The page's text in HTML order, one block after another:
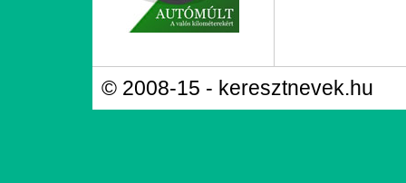
© 2008-15 - keresztnevek.hu